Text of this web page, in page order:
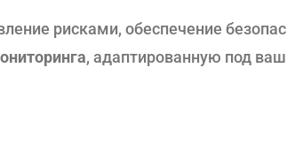
рисками, обеспечение
, адаптированную под